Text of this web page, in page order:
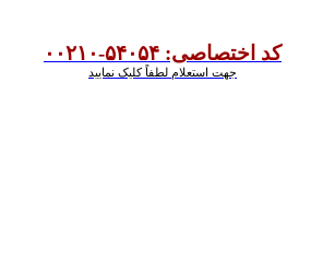
کد اختصاصی: ۵۴۰۵۴-۰۰۲۱۰
جهت استعلام لطفاً کلیک نمایید